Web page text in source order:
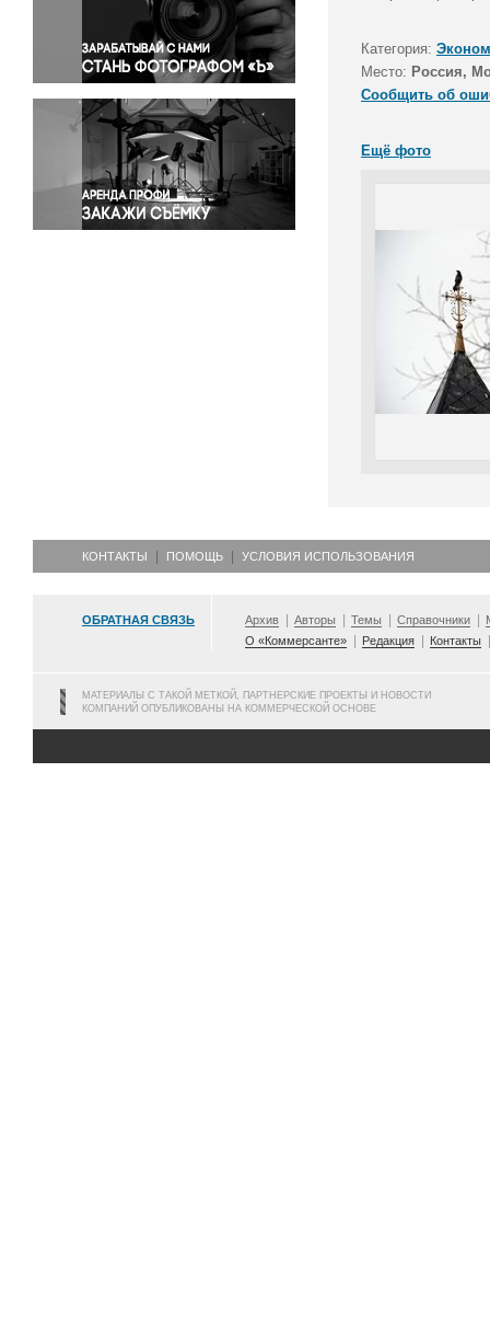
Правосудие
Происшествия и конфликты
Религия
Светская жизнь
Спорт
Экология
Экономика и бизнес
Категория:
Место: Россия,
Сообщить об
Ещё фото
КОНТАКТЫ ПОМОЩЬ УСЛОВИЯ ИСПОЛЬЗОВАНИЯ
ОБРАТНАЯ СВЯЗЬ Архив Авторы Темы Справочники
О «Коммерсанте»
Редакция Контакты
МАТЕРИАЛЫ С ТАКОЙ МЕТКОЙ, ПАРТНЕРСКИЕ ПРОЕКТЫ И НОВОСТИ
КОМПАНИЙ ОПУБЛИКОВАНЫ НА КОММЕРЧЕСКОЙ ОСНОВЕ